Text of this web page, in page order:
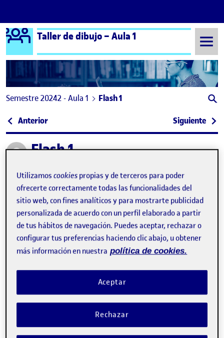
Saltar al contenido
Logo Ágora
Taller de dibujo – Aula 1
Semestre 20242 - Aula 1 Flash 1
Navegación de entradas
Anterior: TD – Entrega parcial reto 01 Siguiente:
Publicado porFlash 1
Visibilidad:
Pública -Fecha de publicación
27 Feb 202527 febrero, 2025 7:02 pm
-2 comentariosen Flash 1
Hola, me llamo Arnau, y este es mi primer semestre en el
Grado de Diseño. Aunque aún estoy intentando asimilar toda
la información que cada asignatura pone a mi alcance, y
tratando de entender los diferentes procedimientos y
mecánicas del Aula, me ha resultado muy divertido el reto
de la actividad Flash 1.
En el dibujo de mi autorretrato he intentado plasmar mis
rasgos físicos más característicos, como son: que llevo el
llevo ahora. He realizado varios bocetos mirándome al
espejo, unos dibujando con la mano izquierda y otros sin
mirar el dibujo, pero con mi mano buena.
Utilizamoscookies propias y de terceros para poder
ofrecerte correctamente todas las funcionalidades del
sitio web, con fines analíticos y para mostrarte publicidad
personalizada de acuerdo con un perfil elaborado a partir
de tus hábitos de navegación. Puedes aceptar, rechazar o
configurar tus preferencias haciendo clic abajo, u obtener
más información en nuestra política de cookies.
Rechazar
Aceptar